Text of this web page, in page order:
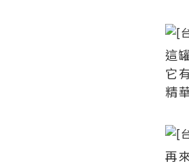
這
它
精
再